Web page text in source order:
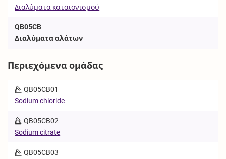
Διαλύματα καταιονισμού
QB05CB
Διαλύματα αλάτων
Περιεχόμενα ομάδας
QB05CB01
Sodium chloride
QB05CB02
Sodium citrate
QB05CB03